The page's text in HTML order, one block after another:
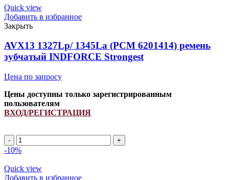
ремень
зубчатый
INDFORCE
Strongest
quantity
Quick view
Добавить в избранное
Закрыть
AVX13 1327Lp/ 1345La (PCM 6201414) ремень
зубчатый INDFORCE Strongest
Цена по запросу
Цены доступны только зарегистрированным
пользователям
ВХОД/РЕГИСТРАЦИЯ
AVX13
1327Lp/
(PCM
6201414)
-10%
Quick view
Добавить в избранное